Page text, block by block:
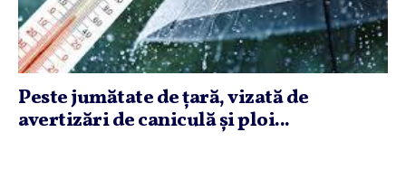
Peste jumătate de ţară, vizată de
avertizări de caniculă şi ploi...